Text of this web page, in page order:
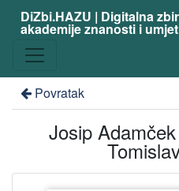
DiZbi.HAZU | Digitalna
akademije znanosti i
Povratak
Josip